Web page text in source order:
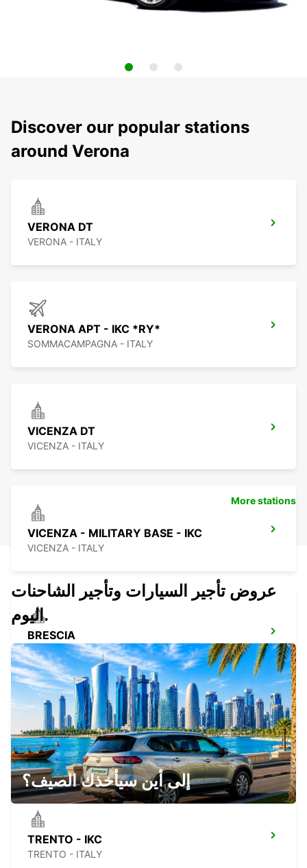
Discover our popular stations
around Verona
VERONA DT
VERONA - ITALY
VERONA APT - IKC *RY*
SOMMACAMPAGNA - ITALY
VICENZA DT
VICENZA - ITALY
VICENZA - MILITARY BASE - IKC
VICENZA - ITALY
BRESCIA
BRESCIA - ITALY
PADOVA
PADOVA - ITALY
TRENTO - IKC
TRENTO - ITALY
More stations
عروض تأجير السيارات وتأجير الشاحنات
اليوم.
إلى أين سيأخذك الصيف؟